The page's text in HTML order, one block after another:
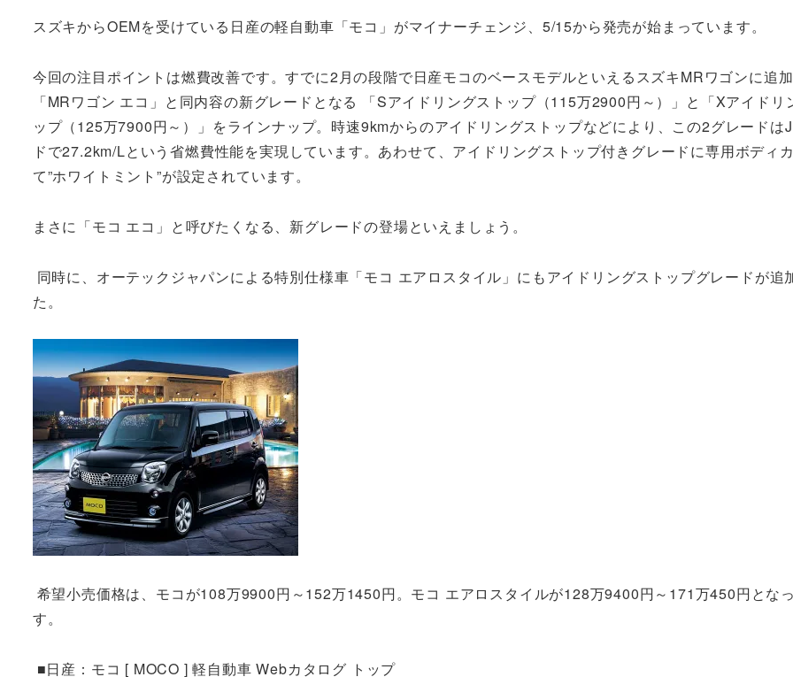
スズキからOEMを受けている日産の軽自動車「モコ」がマイナーチェンジ、5/15から発売が始まっています。
今回の注目ポイントは燃費改善です。すでに2月の段階で日産モコのベースモデルといえるスズキMRワゴンに追
「MRワゴン エコ」と同内容の新グレードとなる 「Sアイドリングストップ（115万2900円～）」と「Xアイドリ
ップ（125万7900円～）」をラインナップ。時速9kmからのアイドリングストップなどにより、この2グレードは
ドで27.2km/Lという省燃費性能を実現しています。あわせて、アイドリングストップ付きグレードに専用ボディ
て”ホワイトミント”が設定されています。
まさに「モコ エコ」と呼びたくなる、新グレードの登場といえましょう。
同時に、オーテックジャパンによる特別仕様車「モコ エアロスタイル」にもアイドリングストップグレードが追
た。
希望小売価格は、モコが108万9900円～152万1450円。モコ エアロスタイルが128万9400円～171万450円とな
す。
■日産：モコ [ MOCO ] 軽自動車 Webカタログ トップ